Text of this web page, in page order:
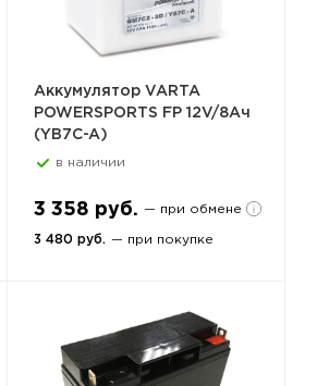
Аккумулятор VARTA
POWERSPORTS FP 12V/8Ач
(YB7C-A)
в наличии
3 358 руб. — при обмене
3 480 руб. — при покупке